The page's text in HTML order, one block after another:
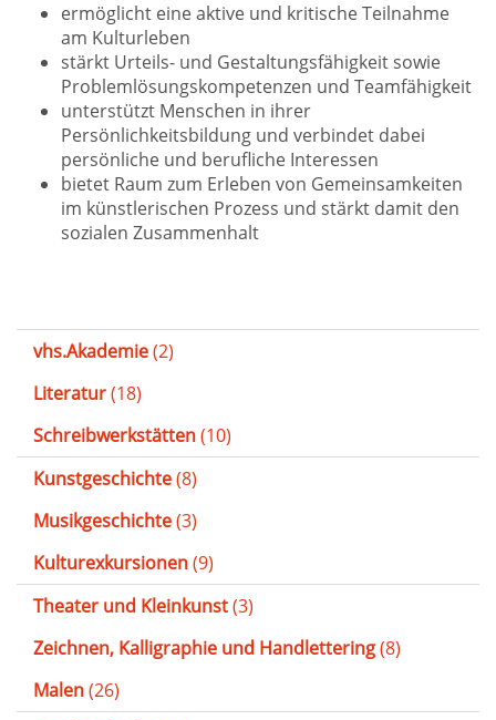
ermöglicht eine aktive und kritische Teilnahme
am Kulturleben
stärkt Urteils- und Gestaltungsfähigkeit sowie
Problemlösungskompetenzen und Teamfähigkeit
unterstützt Menschen in ihrer
Persönlichkeitsbildung und verbindet dabei
persönliche und berufliche Interessen
bietet Raum zum Erleben von Gemeinsamkeiten
im künstlerischen Prozess und stärkt damit den
sozialen Zusammenhalt
vhs.Akademie(2)
Literatur(18)
Schreibwerkstätten(10)
Kunstgeschichte(8)
Musikgeschichte(3)
Kulturexkursionen(9)
Theater und Kleinkunst(3)
Zeichnen, Kalligraphie und Handlettering(8)
Malen(26)